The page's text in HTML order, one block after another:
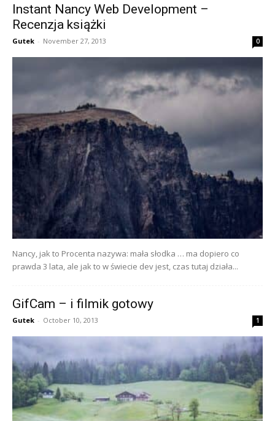
Instant Nancy Web Development –
Recenzja książki
Gutek - November 27, 2013 0
Nancy, jak to Procenta nazywa: mała słodka … ma dopiero co
prawda 3 lata, ale jak to w świecie dev jest, czas tutaj działa...
GifCam – i filmik gotowy
Gutek - October 10, 2013 1